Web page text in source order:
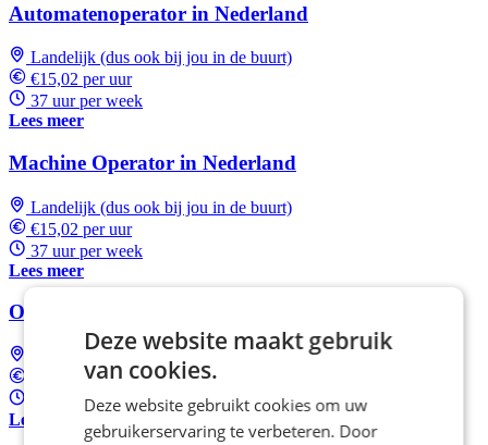
Automatenoperator in Nederland
Landelijk (dus ook bij jou in de buurt)
€15,02 per uur
37 uur per week
Lees meer
Machine Operator in Nederland
Landelijk (dus ook bij jou in de buurt)
€15,02 per uur
37 uur per week
Lees meer
Operator in Nederland
€15,02 per uur
37 uur per week
Lees meer
Deze website maakt gebruik
van cookies.
Deze website gebruikt cookies om uw
gebruikerservaring te verbeteren. Door